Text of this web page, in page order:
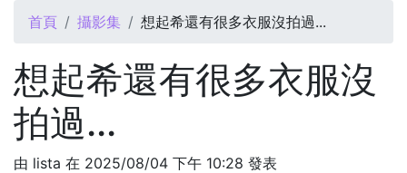
您在這裡
首頁 攝影集 想起希還有很多衣服沒拍過...
想起希還有很多衣服沒
拍過...
由 lista 在 2025/08/04 下午 10:28 發表